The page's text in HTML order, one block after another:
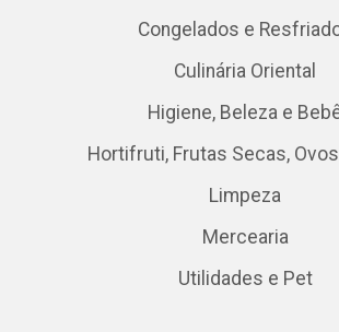
Congelados e
Culinária Oriental
Higiene, Beleza e
Hortifruti, Frutas Secas,
Limpeza
Mercearia
Utilidades e Pet